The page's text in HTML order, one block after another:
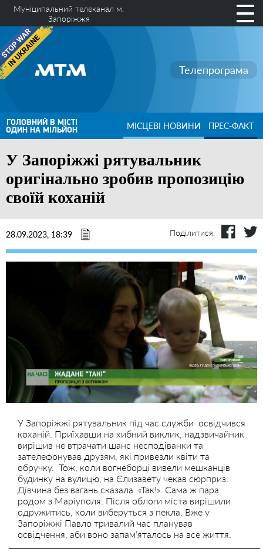
Муніципальний телеканал м.
Запоріжжя
Телепрограма
ГОЛОВНИЙ В МІСТІ
ОДИН НА МІЛЬЙОН МІСЦЕВІ НОВИНИ ПРЕС-ФАКТ
У Запоріжжі рятувальник
оригінально зробив пропозицію
своїй коханій
28.09.2023, 18:39 Поділитися:
У Запоріжжі рятувальник під час служби освідчився
коханій. Приїхавши на хибний виклик, надзвичайник
вирішив не втрачати шанс несподіванки та
зателефонував друзям, які привезли квіти та
обручку. Тож, коли вогнеборці вивели мешканців
будинку на вулицю, на Єлизавету чекав сюрприз.
Дівчина без вагань сказала «Так!». Сама ж пара
родом з Маріуполя. Після облоги міста вирішили
одружитись, коли виберуться з пекла. Вже у
Запоріжжі Павло тривалий час планував
освідчення, аби воно запам’яталось на все життя.